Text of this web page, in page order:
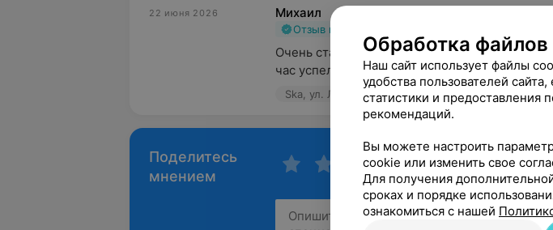
22 июня 2026 Михаил
Отзыв подтвержден
Очень старательно и с нужной
час успели проработать все тело.
Ska, ул. Леонида Беды, 45
Поделитесь
мнением
Обработка
Наш сайт использует файлы
удобства пользователей
статистики и предоставления
рекомендаций.
Вы можете настроить
cookie или изменить свое
Для получения
сроках и порядке
ознакомиться с нашей